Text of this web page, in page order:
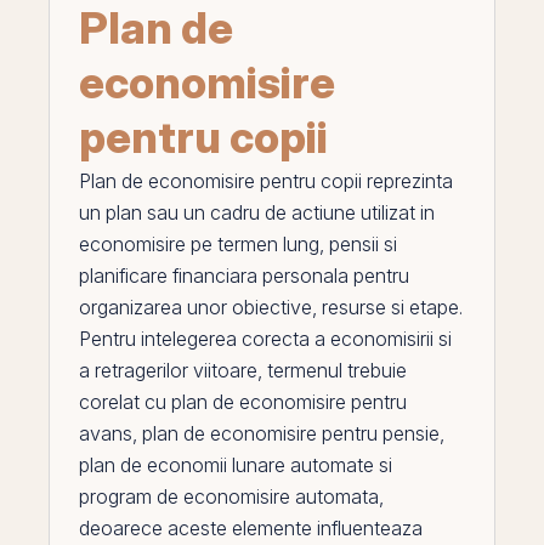
Plan de
economisire
pentru copii
Plan de economisire pentru copii reprezinta
un plan sau un cadru de actiune utilizat in
economisire pe termen lung, pensii si
planificare financiara personala pentru
organizarea unor obiective, resurse si etape.
Pentru intelegerea corecta a economisirii si
a retragerilor viitoare, termenul trebuie
corelat cu plan de economisire pentru
avans, plan de economisire pentru pensie,
plan de economii lunare automate si
program de economisire automata,
deoarece aceste elemente influenteaza